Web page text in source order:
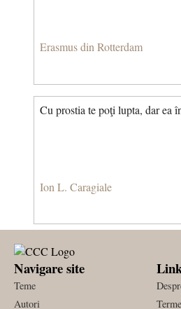
Erasmus din Rotterdam
Cu prostia te poţi lupta, dar ea
Ion L. Caragiale
Navigare site
Teme
Autori